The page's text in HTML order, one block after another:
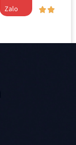
Zalo